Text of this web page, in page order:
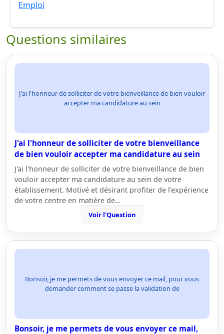
Emploi
Questions similaires
J'ai l'honneur de solliciter de votre bienveillance de bien vouloir
accepter ma candidature au sein
J'ai l'honneur de solliciter de votre bienveillance
de bien vouloir accepter ma candidature au sein
J'ai l'honneur de solliciter de votre bienveillance de bien
vouloir accepter ma candidature au sein de votre
établissement. Motivé et désirant profiter de l'expérience
de votre centre en matière de…
Voir l'Question
Bonsoir, je me permets de vous envoyer ce mail, pour vous
demander comment se passe la validation de
Bonsoir, je me permets de vous envoyer ce mail,